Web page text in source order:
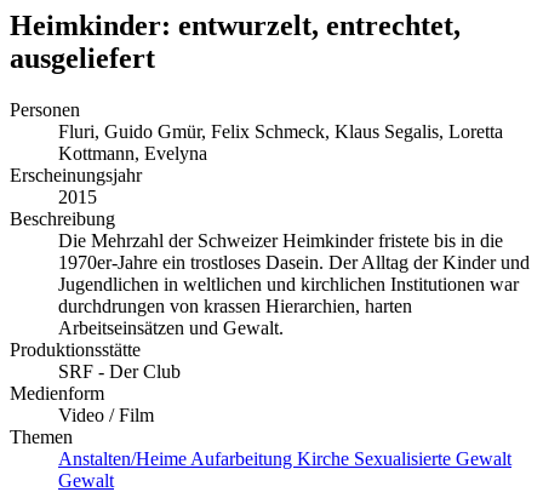
Heimkinder: entwurzelt, entrechtet,
ausgeliefert
Personen
Fluri, Guido Gmür, Felix Schmeck, Klaus Segalis, Loretta
Kottmann, Evelyna
Erscheinungsjahr
2015
Beschreibung
Die Mehrzahl der Schweizer Heimkinder fristete bis in die
1970er-Jahre ein trostloses Dasein. Der Alltag der Kinder und
Jugendlichen in weltlichen und kirchlichen Institutionen war
durchdrungen von krassen Hierarchien, harten
Arbeitseinsätzen und Gewalt.
Produktionsstätte
SRF - Der Club
Medienform
Video / Film
Themen
Anstalten/Heime Aufarbeitung Kirche Sexualisierte Gewalt
Gewalt